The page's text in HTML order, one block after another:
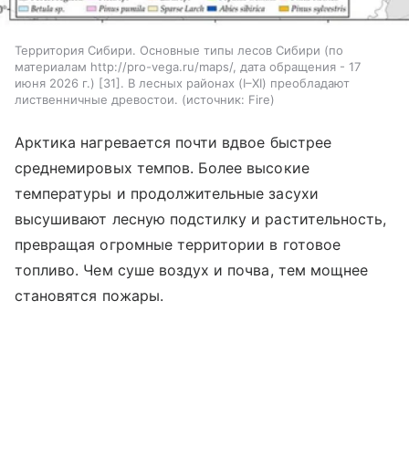
Территория Сибири. Основные типы лесов Сибири (по
материалам http://pro-vega.ru/maps/, дата обращения - 17
июня 2026 г.) [31]. В лесных районах (I–XI) преобладают
лиственничные древостои.
источник: Fire
Арктика нагревается почти вдвое быстрее
среднемировых темпов. Более высокие
температуры и продолжительные засухи
высушивают лесную подстилку и растительность,
превращая огромные территории в готовое
топливо. Чем суше воздух и почва, тем мощнее
становятся пожары.